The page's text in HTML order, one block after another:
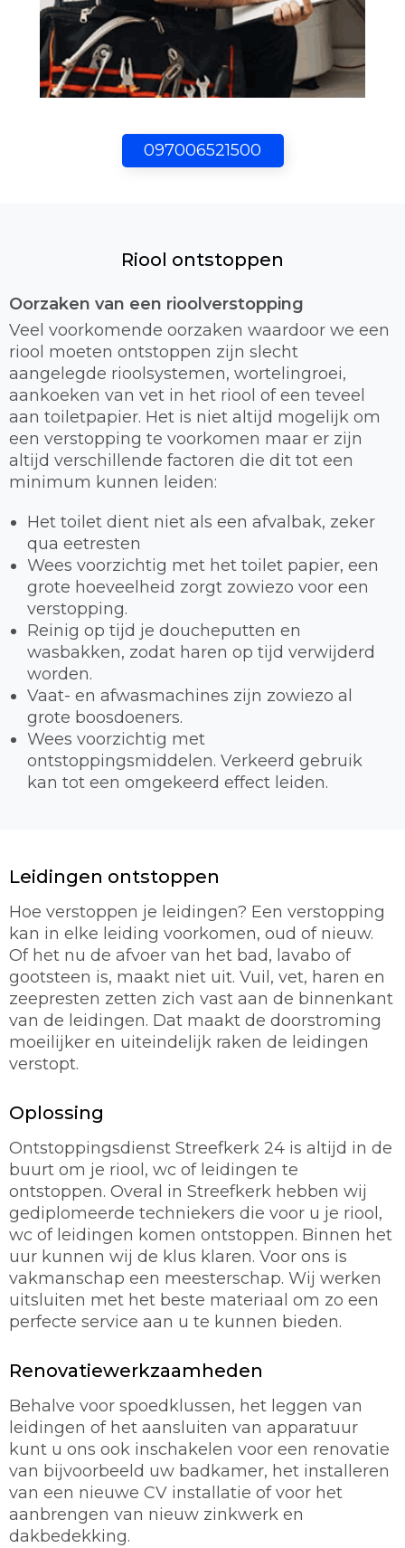
097006521500
Riool ontstoppen
Oorzaken van een rioolverstopping
Veel voorkomende oorzaken waardoor we een
riool moeten ontstoppen zijn slecht
aangelegde rioolsystemen, wortelingroei,
aankoeken van vet in het riool of een teveel
aan toiletpapier. Het is niet altijd mogelijk om
een verstopping te voorkomen maar er zijn
altijd verschillende factoren die dit tot een
minimum kunnen leiden:
Het toilet dient niet als een afvalbak, zeker
qua eetresten
Wees voorzichtig met het toilet papier, een
grote hoeveelheid zorgt zowiezo voor een
verstopping.
Reinig op tijd je doucheputten en
wasbakken, zodat haren op tijd verwijderd
worden.
Vaat- en afwasmachines zijn zowiezo al
grote boosdoeners.
Wees voorzichtig met
ontstoppingsmiddelen. Verkeerd gebruik
kan tot een omgekeerd effect leiden.
Leidingen ontstoppen
Hoe verstoppen je leidingen? Een verstopping
kan in elke leiding voorkomen, oud of nieuw.
Of het nu de afvoer van het bad, lavabo of
gootsteen is, maakt niet uit. Vuil, vet, haren en
zeepresten zetten zich vast aan de binnenkant
van de leidingen. Dat maakt de doorstroming
moeilijker en uiteindelijk raken de leidingen
verstopt.
Oplossing
Ontstoppingsdienst Streefkerk 24 is altijd in de
buurt om je riool, wc of leidingen te
ontstoppen. Overal in Streefkerk hebben wij
gediplomeerde techniekers die voor u je riool,
wc of leidingen komen ontstoppen. Binnen het
uur kunnen wij de klus klaren. Voor ons is
vakmanschap een meesterschap. Wij werken
uitsluiten met het beste materiaal om zo een
perfecte service aan u te kunnen bieden.
Renovatiewerkzaamheden
Behalve voor spoedklussen, het leggen van
leidingen of het aansluiten van apparatuur
kunt u ons ook inschakelen voor een renovatie
van bijvoorbeeld uw badkamer, het installeren
van een nieuwe CV installatie of voor het
aanbrengen van nieuw zinkwerk en
dakbedekking.